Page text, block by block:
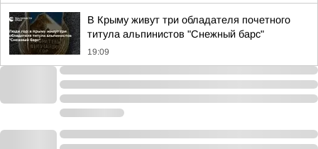
В Крыму живут три обладателя почетного
титула альпинистов "Снежный барс"
19:09